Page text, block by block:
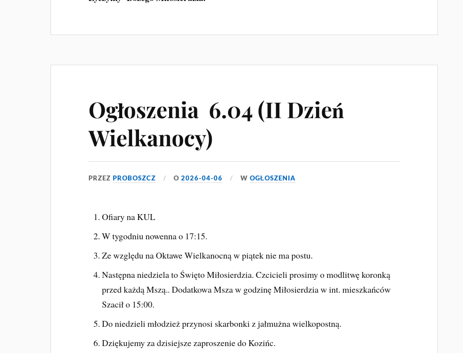
Ogłoszenia 6.04 (II Dzień
Wielkanocy)
PRZEZPROBOSZCZ O2026-04-06 WOGŁOSZENIA
Ofiary na KUL
W tygodniu nowenna o 17:15.
Ze względu na Oktawe Wielkanocną w piątek nie ma postu.
Następna niedziela to Święto Miłosierdzia. Czcicieli prosimy o modlitwę koronką
przed każdą Mszą.. Dodatkowa Msza w godzinę Miłosierdzia w int. mieszkańców
Szacił o 15:00.
Do niedzieli młodzież przynosi skarbonki z jałmużna wielkopostną.
Dziękujemy za dzisiejsze zaproszenie do Kozińc.